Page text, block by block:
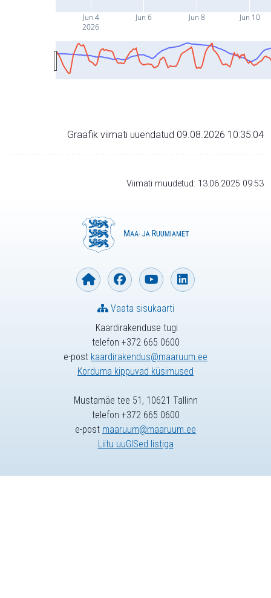
Jun 4
2026
Jun 6 Jun 8 Jun 10
Graafik viimati uuendatud 09.08.2026 10:35:04
Viimati muudetud: 13.06.2025 09:53
Kaardirakenduse tugi
telefon +372 665 0600
e-post kaardirakendus@maaruum.ee
Korduma kippuvad küsimused
Vaata sisukaarti
Mustamäe tee 51, 10621 Tallinn
telefon +372 665 0600
e-post maaruum@maaruum.ee
Liitu uuGISed listiga